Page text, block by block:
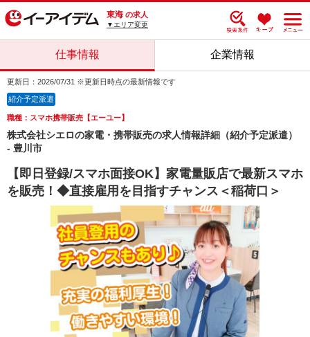
東海 の求人
▼エリア変更
仕事情報 企業情報
更新日：2026/07/31 ※更新日時点の最新情報です
紹介予定派遣
職種：スマホ携帯販売【エーユー】
株式会社シエロの家電・携帯販売の求人情報詳細（紹介予定派遣）
- 豊川市
【即日登録/スマホ面接OK】家電量販店で最新スマホ
を販売！◆直接雇用を目指すチャンス＜稲荷口＞